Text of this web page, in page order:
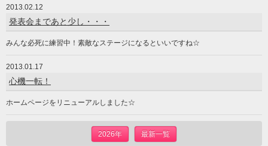
2013.02.12
発表会まであと少し・・・
みんな必死に練習中！素敵なステージになるといいですね☆
2013.01.17
心機一転！
ホームページをリニューアルしました☆
2026年 最新一覧